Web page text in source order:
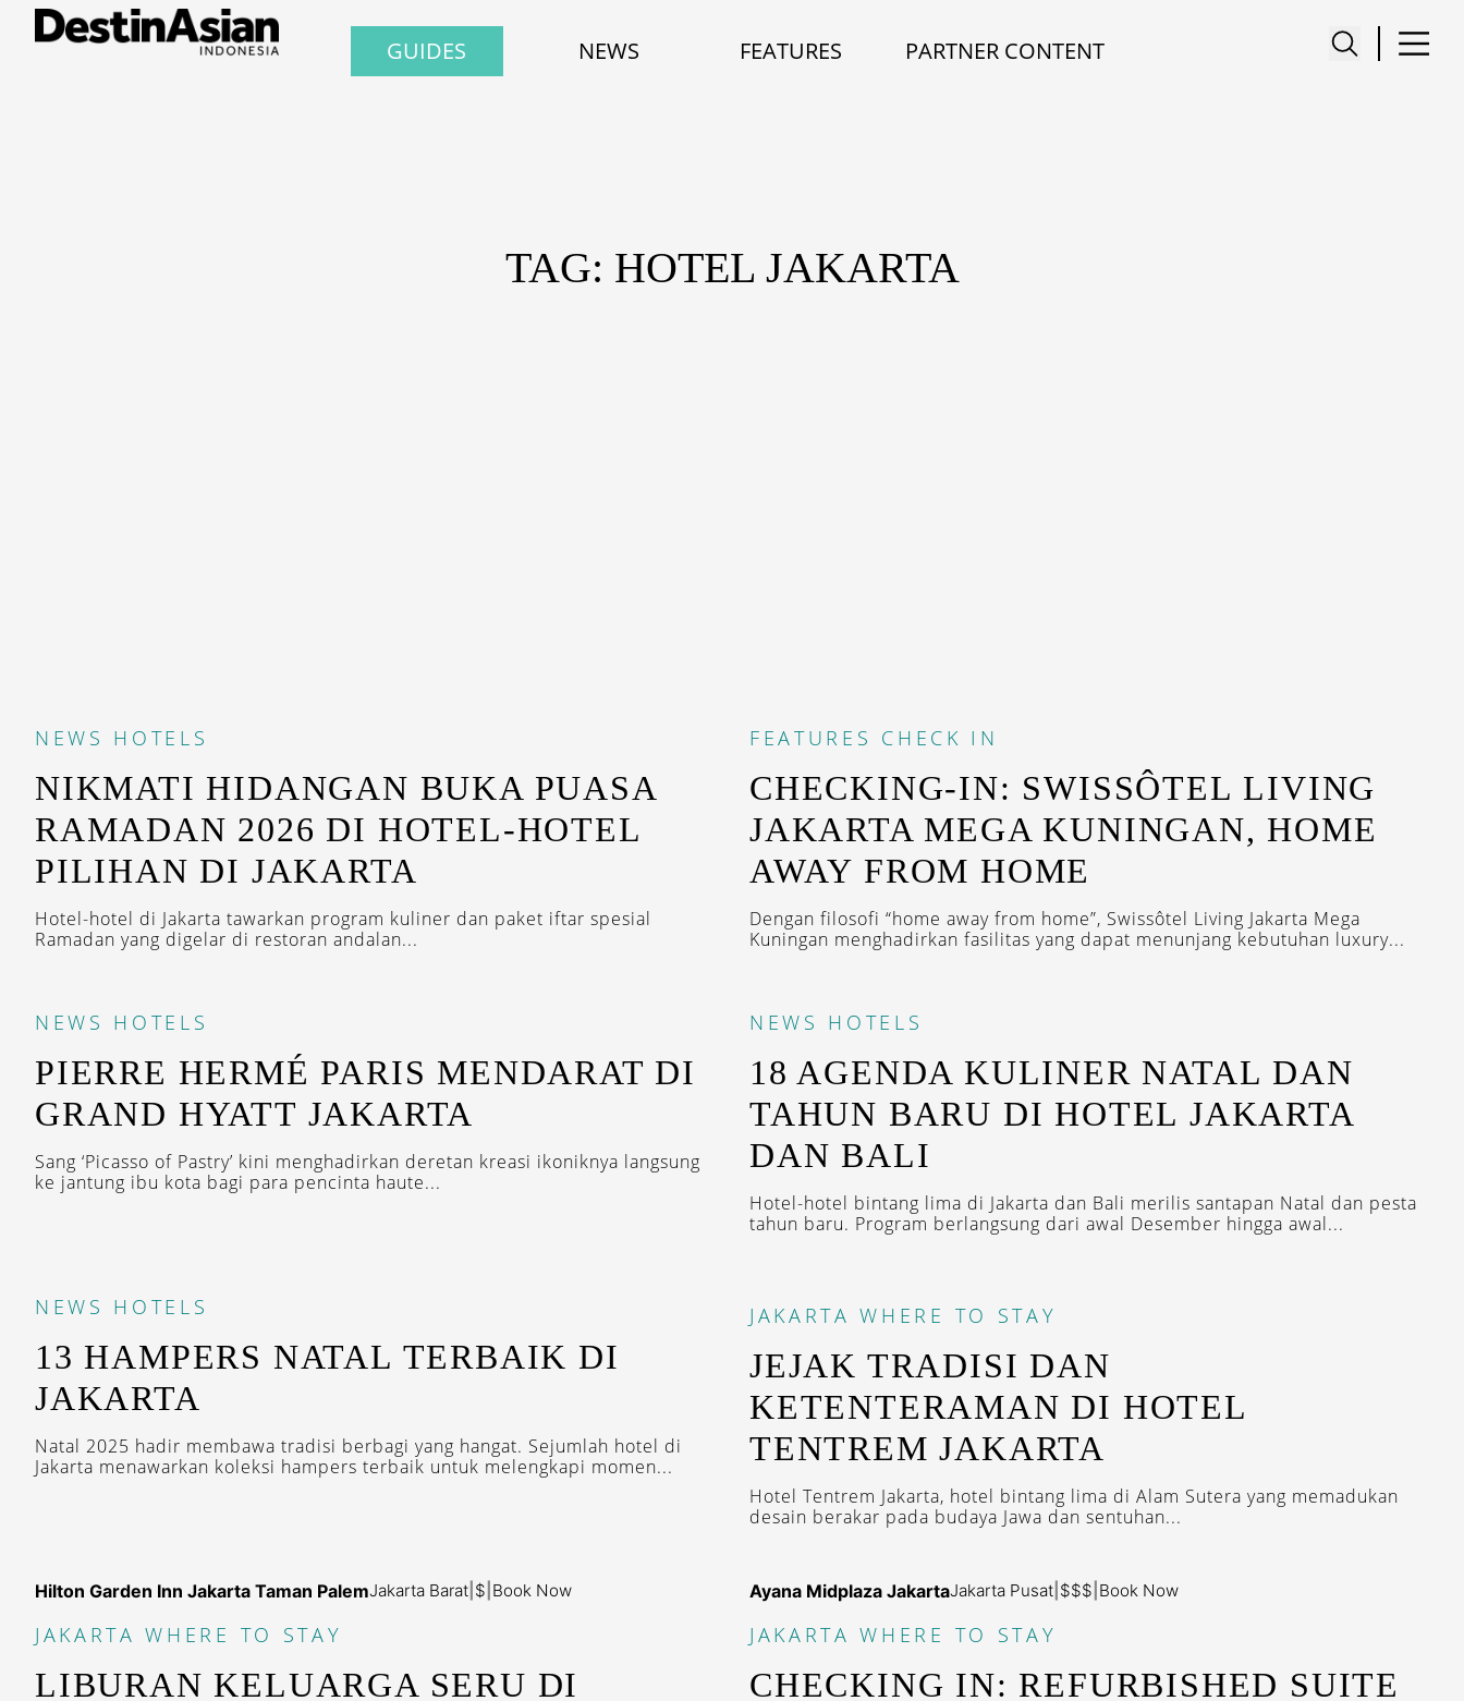
GUIDES NEWS FEATURES PARTNER CONTENT
TAG: HOTEL JAKARTA
NEWS HOTELS
NIKMATI HIDANGAN BUKA PUASA
RAMADAN 2026 DI HOTEL-HOTEL
PILIHAN DI JAKARTA
Hotel-hotel di Jakarta tawarkan program kuliner dan paket iftar spesial
Ramadan yang digelar di restoran andalan...
FEATURES CHECK IN
CHECKING-IN: SWISSÔTEL LIVING
JAKARTA MEGA KUNINGAN, HOME
AWAY FROM HOME
Dengan filosofi “home away from home”, Swissôtel Living Jakarta Mega
Kuningan menghadirkan fasilitas yang dapat menunjang kebutuhan luxury...
NEWS HOTELS
PIERRE HERMÉ PARIS MENDARAT DI
GRAND HYATT JAKARTA
Sang ‘Picasso of Pastry’ kini menghadirkan deretan kreasi ikoniknya langsung
ke jantung ibu kota bagi para pencinta haute...
NEWS HOTELS
18 AGENDA KULINER NATAL DAN
TAHUN BARU DI HOTEL JAKARTA
DAN BALI
Hotel-hotel bintang lima di Jakarta dan Bali merilis santapan Natal dan pesta
tahun baru. Program berlangsung dari awal Desember hingga awal...
NEWS HOTELS
13 HAMPERS NATAL TERBAIK DI
JAKARTA
Natal 2025 hadir membawa tradisi berbagi yang hangat. Sejumlah hotel di
Jakarta menawarkan koleksi hampers terbaik untuk melengkapi momen...
JAKARTA WHERE TO STAY
JEJAK TRADISI DAN
KETENTERAMAN DI HOTEL
TENTREM JAKARTA
Hotel Tentrem Jakarta, hotel bintang lima di Alam Sutera yang memadukan
desain berakar pada budaya Jawa dan sentuhan...
Hilton Garden Inn Jakarta Taman PalemJakarta Barat $ Book Now
JAKARTA WHERE TO STAY
LIBURAN KELUARGA SERU DI
Ayana Midplaza JakartaJakarta Pusat $$$ Book Now
JAKARTA WHERE TO STAY
CHECKING IN: REFURBISHED SUITE